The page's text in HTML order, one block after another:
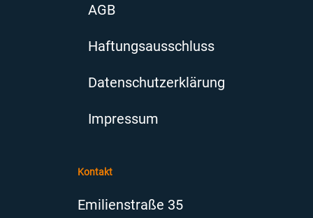
AGB
Haftungsausschluss
Datenschutzerklärung
Impressum
Kontakt
Emilienstraße 35